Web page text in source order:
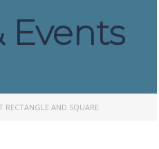
Events
RECTANGLE AND SQUARE